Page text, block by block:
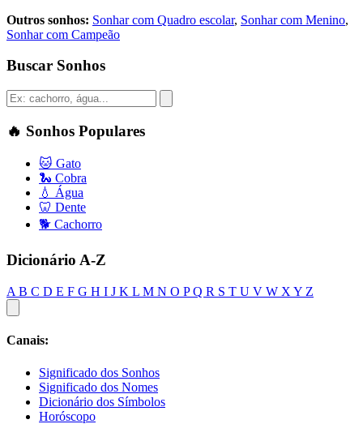
Outros sonhos: Sonhar com Quadro escolar, Sonhar com Menino,
Sonhar com Campeão
Buscar Sonhos
🔥 Sonhos Populares
🐱 Gato
🐍 Cobra
💧 Água
🦷 Dente
🐕 Cachorro
Dicionário A-Z
A B C D E F G H I J K L M N O PQ R S T U V W X Y Z
Canais:
Significado dos Sonhos
Significado dos Nomes
Dicionário dos Símbolos
Horóscopo